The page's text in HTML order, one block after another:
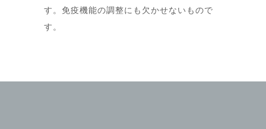
す。免疫機能の調整にも欠かせないもので
す。